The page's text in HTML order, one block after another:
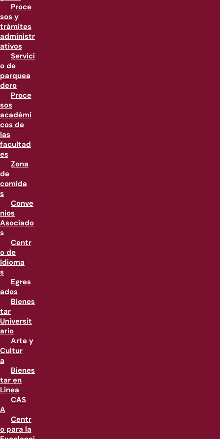
Proce
sos y
trámites
administr
ativos
Servici
o de
parquea
dero
Proce
sos
académi
cos de
las
facultad
es
Zona
de
comida
s
Conve
nios
Asociado
s
Centr
o de
Idioma
s
Egres
ados
Bienes
tar
Universit
ario
Arte y
Cultur
a
Bienes
tar en
Linea
CAS
A
Centr
o para la